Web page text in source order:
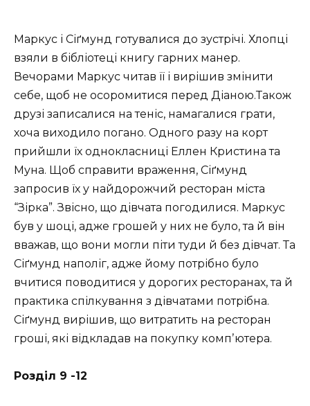
Маркус і Сіґмунд готувалися до зустрічі. Хлопці
взяли в бібліотеці книгу гарних манер.
Вечорами Маркус читав її і вирішив змінити
себе, щоб не осоромитися перед Діаною.Також
друзі записалися на теніс, намагалися грати,
хоча виходило погано. Одного разу на корт
прийшли їх однокласниці Еллен Кристина та
Муна. Щоб справити враження, Сіґмунд
запросив їх у найдорожчий ресторан міста
“Зірка”. Звісно, що дівчата погодилися. Маркус
був у шоці, адже грошей у них не було, та й він
вважав, що вони могли піти туди й без дівчат. Та
Сіґмунд наполіг, адже йому потрібно було
вчитися поводитися у дорогих ресторанах, та й
практика спілкування з дівчатами потрібна.
Сіґмунд вирішив, що витратить на ресторан
гроші, які відкладав на покупку компʼютера.
Розділ 9 -12